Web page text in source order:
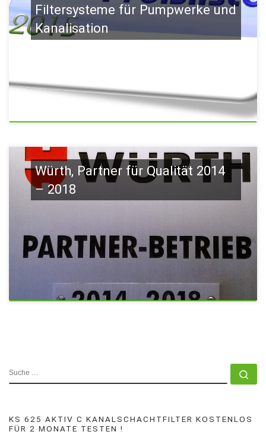
Filtersysteme für Pumpwerke und
Kanalisation
Würth, Partner für Qualität 2014
– 2018
SUCHE
KS 625 AKTIV C KANALSCHACHTFILTER KOSTENLOS
FÜR 2 MONATE TESTEN !